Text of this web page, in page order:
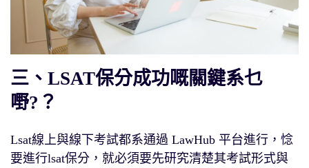
三、LSAT保分成功嘅關鍵系乜
嘢?？
Lsat線上與線下考試都系通過 LawHub 平台進行，惗
要進行lsat保分，就必須要先研究清楚其考試形式與